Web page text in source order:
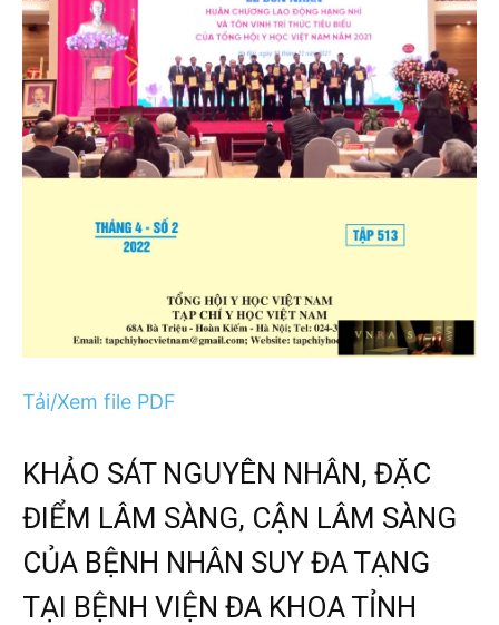
Tải/Xem file PDF
KHẢO SÁT NGUYÊN NHÂN, ĐẶC
ĐIỂM LÂM SÀNG, CẬN LÂM SÀNG
CỦA BỆNH NHÂN SUY ĐA TẠNG
TẠI BỆNH VIỆN ĐA KHOA TỈNH